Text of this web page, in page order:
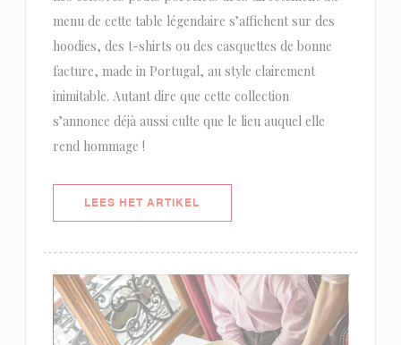
menu de cette table légendaire s’affichent sur des
hoodies, des t-shirts ou des casquettes de bonne
facture, made in Portugal, au style clairement
inimitable. Autant dire que cette collection
s’annonce déjà aussi culte que le lieu auquel elle
rend hommage !
LEES HET ARTIKEL